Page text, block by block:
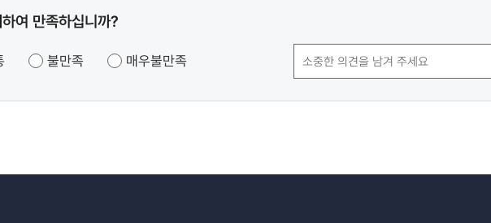
여 만족하십니까?
불만족 매우불만족